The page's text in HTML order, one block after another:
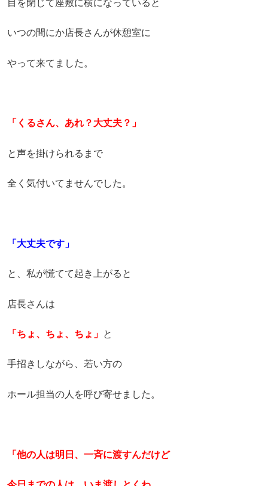
目を閉じて座敷に横になっていると
いつの間にか店長さんが休憩室に
やって来てました。
「くるさん、あれ？大丈夫？」
と声を掛けられるまで
全く気付いてませんでした。
「大丈夫です」
と、私が慌てて起き上がると
店長さんは
「ちょ、ちょ、ちょ」 と
手招きしながら、若い方の
ホール担当の人を呼び寄せました。
「他の人は明日、一斉に渡すんだけど